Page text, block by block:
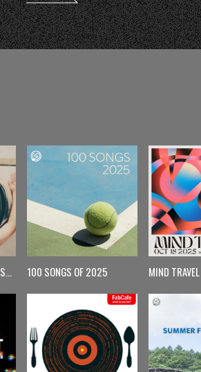
【月曜更新】Monday Spin 100 SONGS OF 2025 MIND TRAVEL